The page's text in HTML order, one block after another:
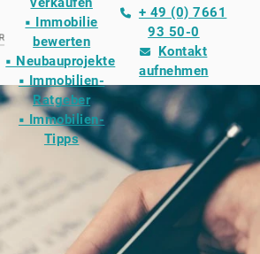
verkaufen
▪ Immobilie
bewerten
▪ Neubauprojekte
▪ Immobilien-
Ratgeber
▪ Immobilien-
Tipps
+ 49 (0) 7661
93 50-0
Kontakt
aufnehmen